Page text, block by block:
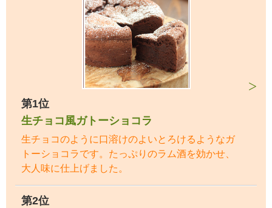
第1位
生チョコ風ガトーショコラ
生チョコのように口溶けのよいとろけるようなガ
トーショコラです。たっぷりのラム酒を効かせ、
大人味に仕上げました。
第2位